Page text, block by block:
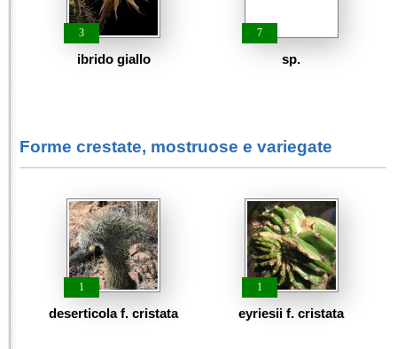
3
ibrido giallo
7
sp.
Forme crestate, mostruose e variegate
1
deserticola f. cristata
1
eyriesii f. cristata